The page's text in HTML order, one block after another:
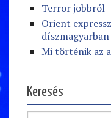
Terror jobbról
Orient
díszmagyarban
Mi történik az
Keresés